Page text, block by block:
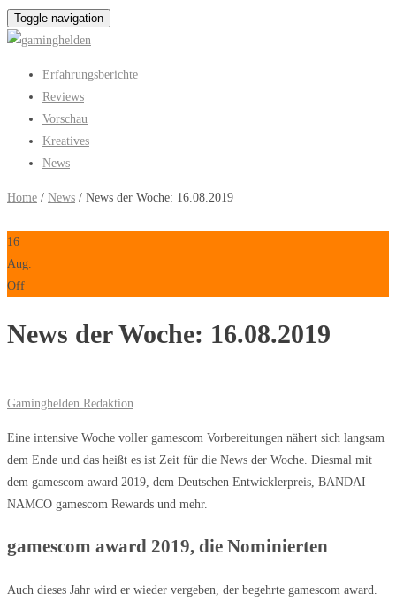
Toggle navigation
Erfahrungsberichte
Reviews
Vorschau
Kreatives
News
Home / News / News der Woche: 16.08.2019
16
Aug.
Off
News der Woche: 16.08.2019
Gaminghelden Redaktion
Eine intensive Woche voller gamescom Vorbereitungen nähert sich langsam
dem Ende und das heißt es ist Zeit für die News der Woche. Diesmal mit
dem gamescom award 2019, dem Deutschen Entwicklerpreis, BANDAI
NAMCO gamescom Rewards und mehr.
gamescom award 2019, die Nominierten
Auch dieses Jahr wird er wieder vergeben, der begehrte gamescom award.